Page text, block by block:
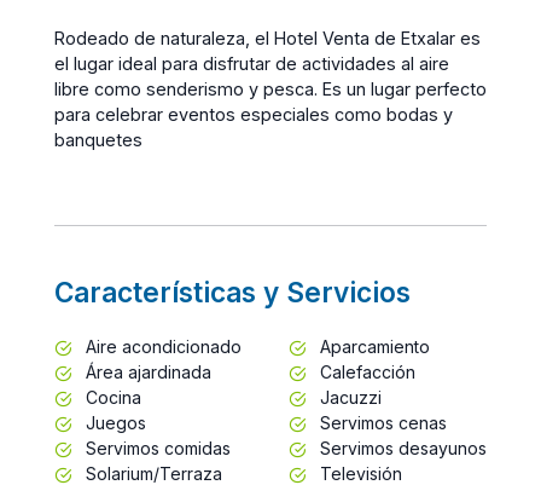
Rodeado de naturaleza, el Hotel Venta de Etxalar es
el lugar ideal para disfrutar de actividades al aire
libre como senderismo y pesca. Es un lugar perfecto
para celebrar eventos especiales como bodas y
banquetes
Características y Servicios
Aire acondicionado
Aparcamiento
Área ajardinada
Calefacción
Cocina
Jacuzzi
Juegos
Servimos cenas
Servimos comidas
Servimos desayunos
Solarium/Terraza
Televisión